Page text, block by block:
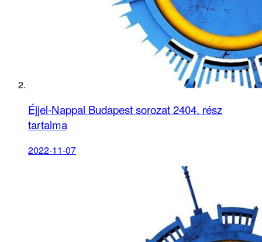
Éjjel-Nappal Budapest sorozat 2404. rész
tartalma
2022-11-07